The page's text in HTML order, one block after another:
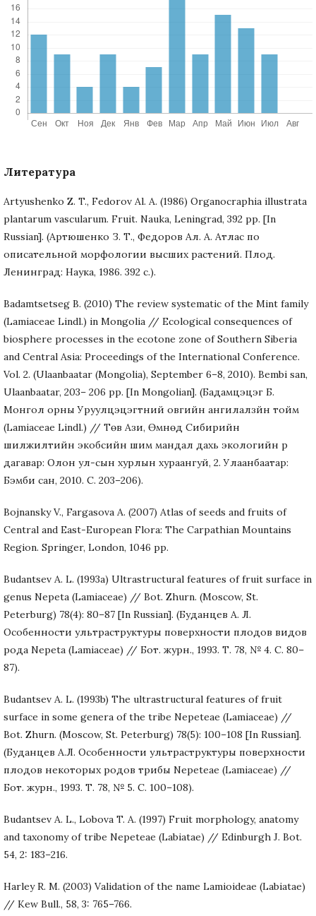
Литература
Artyushenko Z. T., Fedorov Al. A. (1986) Organocraphia illustrata
plantarum vascularum. Fruit. Nauka, Leningrad, 392 pp. [In
Russian]. (Артюшенко З. Т., Федоров Ал. А. Атлас по
описательной морфологии высших растений. Плод.
Ленинград: Наука, 1986. 392 с.).
Badamtsetseg B. (2010) The review systematic of the Mint family
(Lamiaceae Lindl.) in Mongolia // Ecological consequences of
biosphere processes in the ecotone zone of Southern Siberia
and Central Asia: Proceedings of the International Conference.
Vol. 2. (Ulaanbaatar (Mongolia), September 6–8, 2010). Bembi san,
Ulaanbaatar, 203– 206 pp. [In Mongolian]. (Бадамцэцэг Б.
Монгол орны Уруулцэцэгтний овгийн ангилалзүйн тойм
(Lamiaceae Lindl.) // Төв Ази, Өмнөд Сибирийн
шилжилтийн экобүсийн шим мандал дахь экологийн үр
дагавар: Олон ул-сын хурлын хураангуй, 2. Улаанбаатар:
Бэмби сан, 2010. C. 203–206).
Bojnansky V., Fargasova A. (2007) Atlas of seeds and fruits of
Central and East-European Flora: The Carpathian Mountains
Region. Springer, London, 1046 pp.
Budantsev A. L. (1993a) Ultrastructural features of fruit surface in
genus Nepeta (Lamiaceae) // Bot. Zhurn. (Moscow, St.
Peterburg) 78(4): 80–87 [In Russian]. (Буданцев А. Л.
Особенности ультраструктуры поверхности плодов видов
рода Nepeta (Lamiaceae) // Бот. журн., 1993. Т. 78, № 4. С. 80–
87).
Budantsev A. L. (1993b) The ultrastructural features of fruit
surface in some genera of the tribe Nepeteae (Lamiaceae) //
Bot. Zhurn. (Moscow, St. Peterburg) 78(5): 100–108 [In Russian].
(Буданцев А.Л. Особенности ультраструктуры поверхности
плодов некоторых родов трибы Nepeteae (Lamiaceae) //
Бот. журн., 1993. Т. 78, № 5. С. 100–108).
Budantsev A. L., Lobova T. A. (1997) Fruit morphology, anatomy
and taxonomy of tribe Nepeteae (Labiatae) // Edinburgh J. Bot.
54, 2: 183–216.
Harley R. M. (2003) Validation of the name Lamioideae (Labiatae)
// Kew Bull., 58, 3: 765–766.